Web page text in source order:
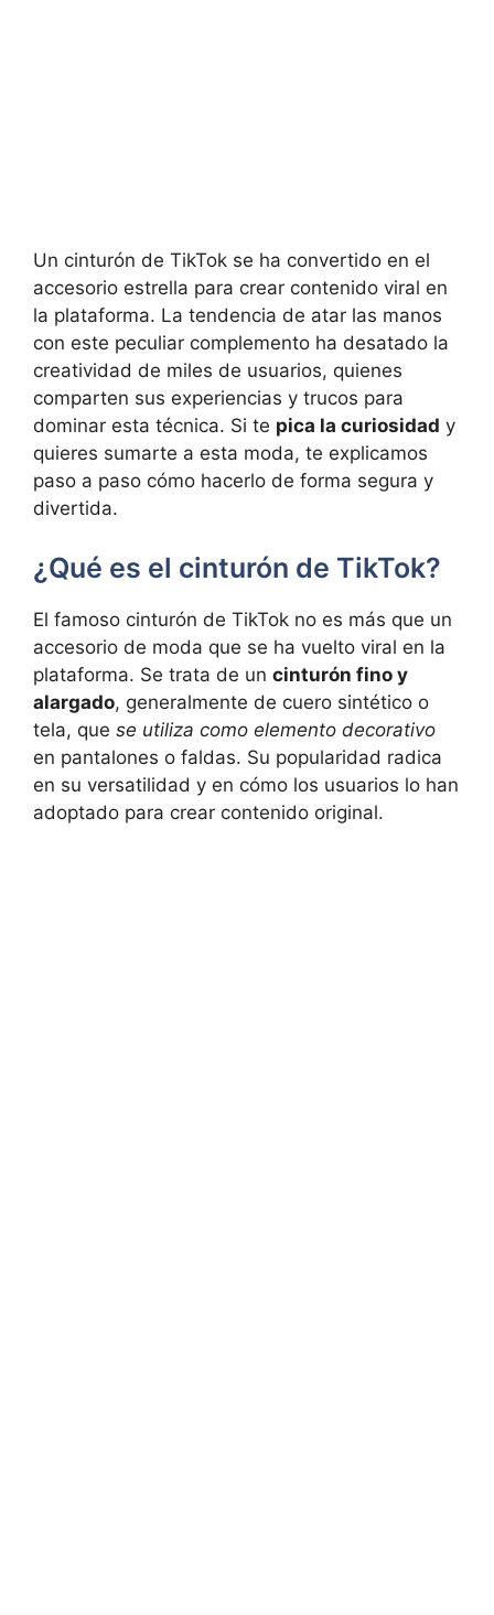
Un cinturón de TikTok se ha convertido en el
accesorio estrella para crear contenido viral en
la plataforma. La tendencia de atar las manos
con este peculiar complemento ha desatado la
creatividad de miles de usuarios, quienes
comparten sus experiencias y trucos para
dominar esta técnica. Si te pica la curiosidad y
quieres sumarte a esta moda, te explicamos
paso a paso cómo hacerlo de forma segura y
divertida.
¿Qué es el cinturón de TikTok?
El famoso cinturón de TikTok no es más que un
accesorio de moda que se ha vuelto viral en la
plataforma. Se trata de un cinturón fino y
alargado, generalmente de cuero sintético o
tela, que se utiliza como elemento decorativo
en pantalones o faldas. Su popularidad radica
en su versatilidad y en cómo los usuarios lo han
adoptado para crear contenido original.